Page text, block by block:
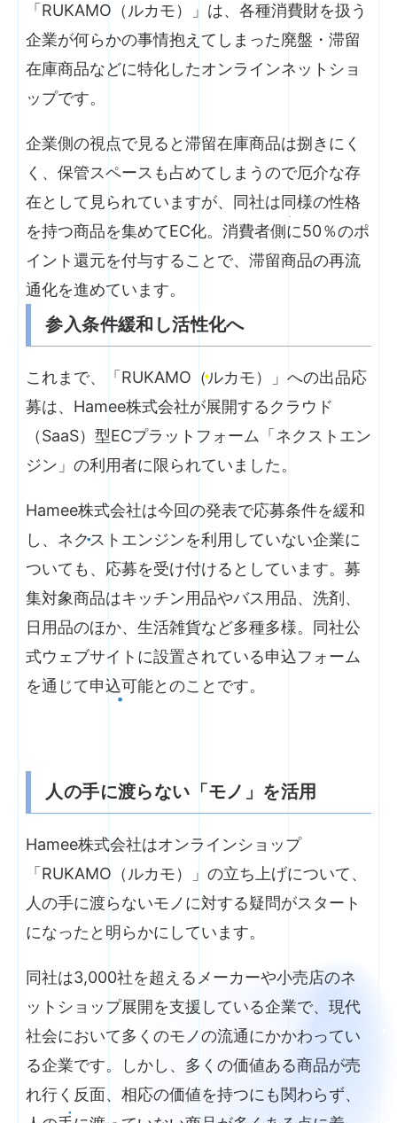
「RUKAMO（ルカモ）」は、各種消費財を扱う
企業が何らかの事情抱えてしまった廃盤・滞留
在庫商品などに特化したオンラインネットショ
ップです。
企業側の視点で見ると滞留在庫商品は捌きにく
く、保管スペースも占めてしまうので厄介な存
在として見られていますが、同社は同様の性格
を持つ商品を集めてEC化。消費者側に50％のポ
イント還元を付与することで、滞留商品の再流
通化を進めています。
参入条件緩和し活性化へ
これまで、「RUKAMO（ルカモ）」への出品応
募は、Hamee株式会社が展開するクラウド
（SaaS）型ECプラットフォーム「ネクストエン
ジン」の利用者に限られていました。
Hamee株式会社は今回の発表で応募条件を緩和
し、ネクストエンジンを利用していない企業に
ついても、応募を受け付けるとしています。募
集対象商品はキッチン用品やバス用品、洗剤、
日用品のほか、生活雑貨など多種多様。同社公
式ウェブサイトに設置されている申込フォーム
を通じて申込可能とのことです。
人の手に渡らない「モノ」を活用
Hamee株式会社はオンラインショップ
「RUKAMO（ルカモ）」の立ち上げについて、
人の手に渡らないモノに対する疑問がスタート
になったと明らかにしています。
同社は3,000社を超えるメーカーや小売店のネ
ットショップ展開を支援している企業で、現代
社会において多くのモノの流通にかかわってい
る企業です。しかし、多くの価値ある商品が売
れ行く反面、相応の価値を持つにも関わらず、